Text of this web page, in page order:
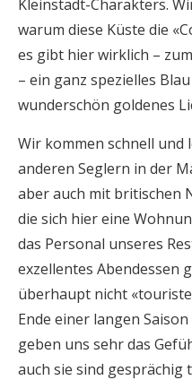
Kleinstadt-Charakters.
warum diese Küste die
es gibt hier wirklich –
– ein ganz spezielles
wunderschön goldenes
Wir kommen schnell und
anderen Seglern in der
aber auch mit britischen
die sich hier eine
das Personal unseres
exzellentes Abendessen
überhaupt nicht
Ende einer langen
geben uns sehr das
auch sie sind